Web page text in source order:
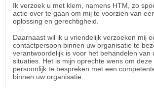
Ik verzoek u met klem, namens HTM, zo
actie over te gaan om mij te voorzien van
oplossing en gerechtigheid.
Daarnaast wil ik u vriendelijk verzoeken mij
contactpersoon binnen uw organisatie te
verantwoordelijk is voor het behandelen van
situaties. Het is mijn oprechte wens om
persoonlijk te bespreken met een
binnen uw organisatie.